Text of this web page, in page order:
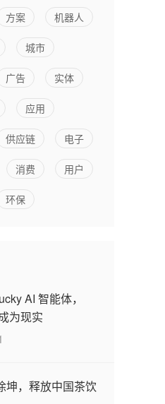
方案 机器人
城市
广告 实体
应用
供应链 电子
消费 用户
环保
AI 智能体，
为现实
坤，释放中国茶饮